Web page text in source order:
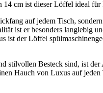
cm ist dieser Löffel ideal für
auf jedem Tisch,
ist er besonders langlebig
ist der Löffel
stilvollen Besteck sind, ist
Hauch von Luxus auf